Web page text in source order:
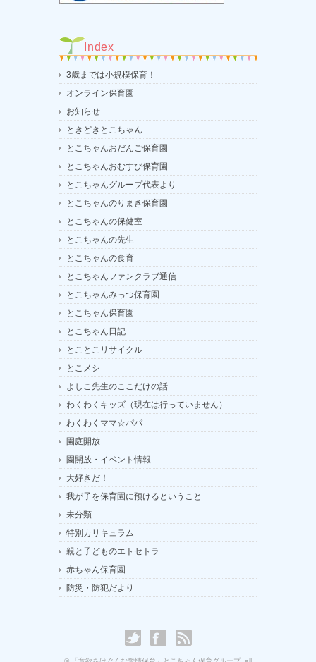
Index
3歳までは小規模保育！
オンライン保育園
お知らせ
ときどきとこちゃん
とこちゃんおだんご保育園
とこちゃんおむすび保育園
とこちゃんグループ代表より
とこちゃんのりまき保育園
とこちゃんの保健室
とこちゃんの先生
とこちゃんの食育
とこちゃんファンクラブ通信
とこちゃんみっつ保育園
とこちゃん保育園
とこちゃん日記
とことこリサイクル
とこメシ
よしこ先生のここだけの話
わくわくキッズ（現在は行っていません）
わくわくママ☆パパ
園庭開放
園開放・イベント情報
大好きだ！
我が子を保育園に預けるということ
未分類
特別カリキュラム
親と子どものエトセトラ
赤ちゃん保育園
防災・防犯だより